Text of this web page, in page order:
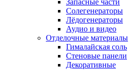
Запасные части
Солегенераторы
Лёдогенераторы
Аудио и видео
Отделочные материалы
Гималайская соль
Стеновые панели
Декоративные